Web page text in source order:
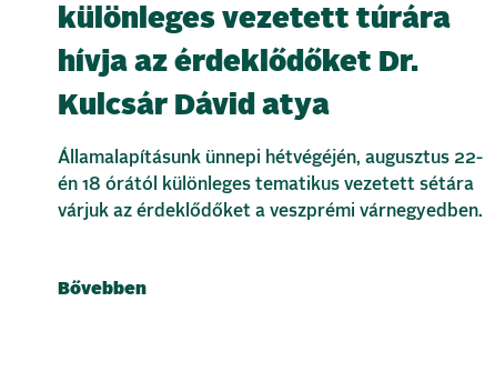
különleges vezetett túrára
hívja az érdeklődőket Dr.
Kulcsár Dávid atya
Államalapításunk ünnepi hétvégéjén, augusztus 22-
én 18 órától különleges tematikus vezetett sétára
várjuk az érdeklődőket a veszprémi várnegyedben.
Bővebben